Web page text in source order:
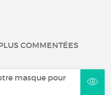
COMMENTÉES
masque pour